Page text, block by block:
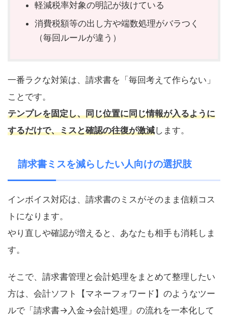
軽減税率対象の明記が抜けている
消費税額等の出し方や端数処理がバラつく
（毎回ルールが違う）
一番ラクな対策は、請求書を「毎回考えて作らない」
ことです。
テンプレを固定し、同じ位置に同じ情報が入るように
するだけで、ミスと確認の往復が激減します。
請求書ミスを減らしたい人向けの選択肢
インボイス対応は、請求書のミスがそのまま信頼コス
トになります。
やり直しや確認が増えると、あなたも相手も消耗しま
す。
そこで、請求書管理と会計処理をまとめて整理したい
方は、会計ソフト【マネーフォワード】のようなツー
ルで「請求書→入金→会計処理」の流れを一本化して